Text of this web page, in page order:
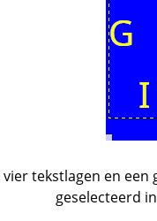
tekstlagen en
geselecteerd